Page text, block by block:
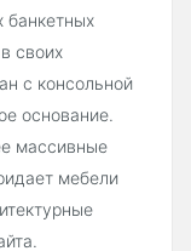
банкетных
своих
с консольной
основание.
массивные
мебели